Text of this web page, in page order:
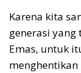
Karena kita
generasi
Emas, untuk